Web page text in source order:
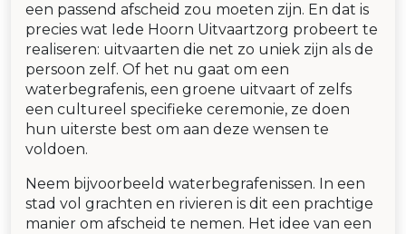
een passend afscheid zou moeten zijn. En dat is
precies wat Iede Hoorn Uitvaartzorg probeert te
realiseren: uitvaarten die net zo uniek zijn als de
persoon zelf. Of het nu gaat om een
waterbegrafenis, een groene uitvaart of zelfs
een cultureel specifieke ceremonie, ze doen
hun uiterste best om aan deze wensen te
voldoen.
Neem bijvoorbeeld waterbegrafenissen. In een
stad vol grachten en rivieren is dit een prachtige
manier om afscheid te nemen. Het idee van een